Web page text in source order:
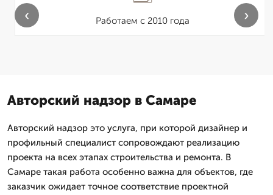
Работаем с 2010 года
‹ ›
Авторский надзор в Самаре
Авторский надзор это услуга, при которой дизайнер и
профильный специалист сопровождают реализацию
проекта на всех этапах строительства и ремонта. В
Самаре такая работа особенно важна для объектов, где
заказчик ожидает точное соответствие проектной